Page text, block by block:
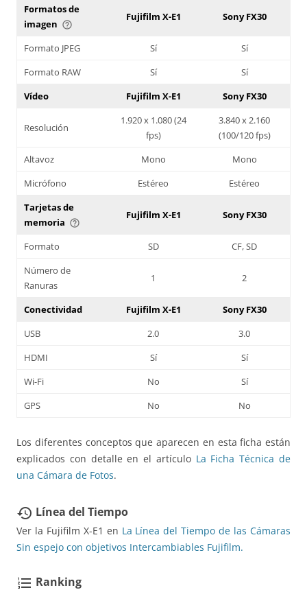
Formatos de
imagen help_outline
Fujifilm X-E1 Sony FX30
Formato JPEG Sí
Sí
Formato RAW
Sí
Sí
Vídeo
Fujifilm X-E1 Sony FX30
Resolución
1.920 x 1.080 (24
fps)
3.840 x 2.160
(100/120 fps)
Altavoz
Mono
Mono
Micrófono
Estéreo
Estéreo
Tarjetas de
memoria help_outline
Fujifilm X-E1 Sony FX30
Formato SD
CF, SD
Número de
Ranuras
1 2
Conectividad Fujifilm X-E1
Sony FX30
USB
2.0
3.0
HDMI
Sí
Sí
Wi-Fi
No
Sí
GPS
No No
Los diferentes conceptos que aparecen en esta ficha están
explicados con detalle en el artículo La Ficha Técnica de
una Cámara de Fotos.
restore Línea del Tiempo
Ver la Fujifilm X-E1 en La Línea del Tiempo de las Cámaras
Sin espejo con objetivos Intercambiables Fujifilm.
format_list_numbered Ranking